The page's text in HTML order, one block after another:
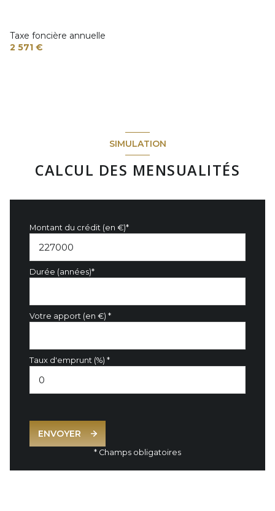
Taxe foncière annuelle
2 571 €
SIMULATION
CALCUL DES MENSUALITÉS
Montant du crédit (en €)*
Durée (années)*
Votre apport (en €) *
Taux d'emprunt (%) *
ENVOYER
* Champs obligatoires